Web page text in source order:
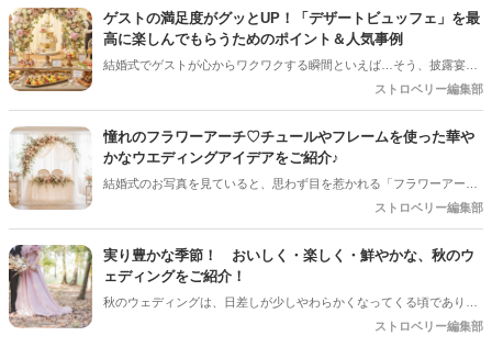
いないかな？」と、ちょっぴり心配になることも多いはず。 小さなゲ
ストと、子育て真っ最中のパパママ（ご友人）に「本当に参列してよ
かった！」と思ってもらうためには、ちょっとした心遣いや事前準備
が大切です。今回は、お子様ゲストとご家族に安心して楽しんでもら
うための、素敵なおもてなしアイディアをご紹介します！
ゲストの満足度がグッとUP！「デザートビュッフェ」を最
高に楽しんでもらうためのポイント＆人気事例
結婚式でゲストが心からワクワクする瞬間といえば…そう、披露宴後
半の「デザートタイム」です！中でも、ガーデンやロビーにずらりと
は、ゲストのテンションが一番上がる大人気の演出ですよね。今回は
デザートビュッフェで絶対に押さえておきたいポイントと、実際に大
好評だった事例をご紹介します！
ストロベリー編集部
憧れのフラワーアーチ♡チュールやフレームを使った華や
かなウエディングアイデアをご紹介♪
結婚式のお写真を見ていると、思わず目を惹かれる「フラワーアー
チ」♡ お花をたっぷり使ったアーチはもちろん、チュールやフレーム
るコーディネートが人気を集めています♪ 挙式会場や高砂、ウエルカ
ムスペース、フォトブースなど、さまざまな場所で取り入れられるの
も魅力のひとつ＊ 今回は、フラワーアーチの魅力や、おしゃれなアレ
ンジアイデアをご紹介します♡
ストロベリー編集部
実り豊かな季節！ おいしく・楽しく・鮮やかな、秋のウ
ェディングをご紹介！
秋のウェディングは、日差しが少しやわらかくなってくる頃であり、
色々なことへの行動的がみなぎってくる季節。同時に、おいしいもの
ストロベリー編集部